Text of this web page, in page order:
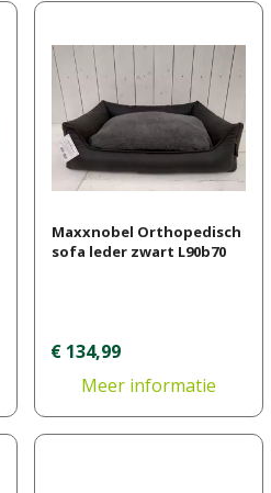
Maxxnobel Orthopedisch
sofa leder zwart L90b70
€ 134,99
Meer informatie